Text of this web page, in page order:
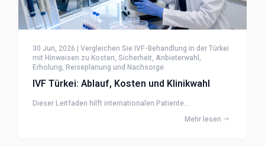
30 Jun, 2026 | Vergleichen Sie IVF-Behandlung in der Türkei
mit Hinweisen zu Kosten, Sicherheit, Anbieterwahl,
Erholung, Reiseplanung und Nachsorge.
IVF Türkei: Ablauf, Kosten und Klinikwahl
Dieser Leitfaden hilft internationalen Patiente...
Mehr lesen